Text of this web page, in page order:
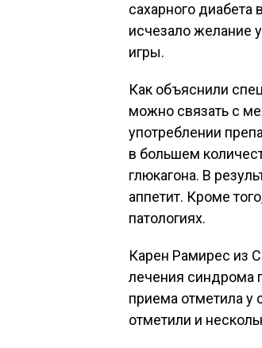
сахарного диабета
исчезало желание
игры.
Как объяснили
можно связать с
употреблении
в большем
глюкагона. В
аппетит. Кроме
патологиях.
Карен Рамирес из
лечения синдрома
приема отметила у
отметили и